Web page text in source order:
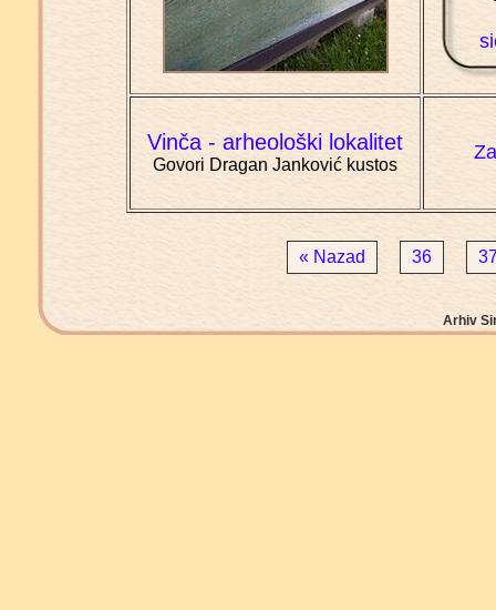
Vinča - arheološki lokalitet
Govori Dragan Janković kustos
« Nazad 36
Arhiv